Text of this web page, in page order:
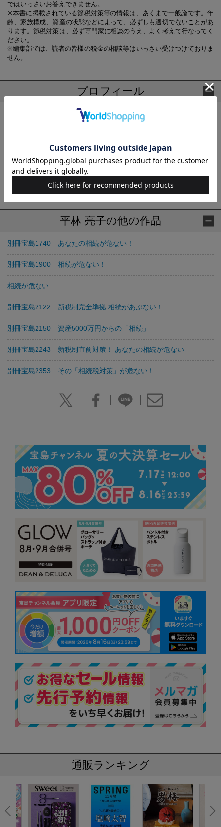
ではいっさいお答えできません。
※本書に掲載されている節税対策等の情報は、あくまで一般論です。年
齢、家族構成、資産の状態などによって、必ずしも適切でないことがあ
ります。節税対策は、必ず専門家に相談のうえ、よく考えて行なってく
ださい。
※編集部では、読者の皆様の税金の相談等はいっさい受けつけておりま
せん。
プロフィール
平林 亮子(ひらばやし りょうこ)
コンサルティング業務や公認会計士の指導などで活躍。相続対策
の相談に多数携わる。『相続はおそろしい』（幻冬舎新書）、直
近の共著に『やさしく解説 はじめての相続税』（中央経済社）な
ど著書多数。
平林 亮子の他の作品
別冊宝島1740 あなたの相続が危ない！
別冊宝島1900 相続が危ない！
相続が危ない
別冊宝島2122 新税制完全準拠 相続があぶない！
別冊宝島2150 資産5000万円からの「相続」
別冊宝島2243 新税制直前対策！ あなたの相続が危ない
別冊宝島2353 その「相続税対策」が危ない！
通販ランキング